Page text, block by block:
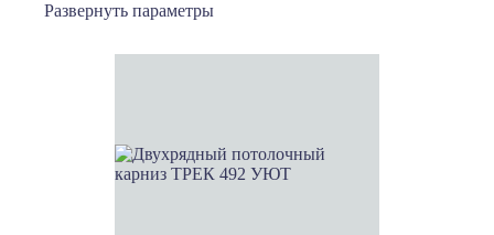
Развернуть параметры